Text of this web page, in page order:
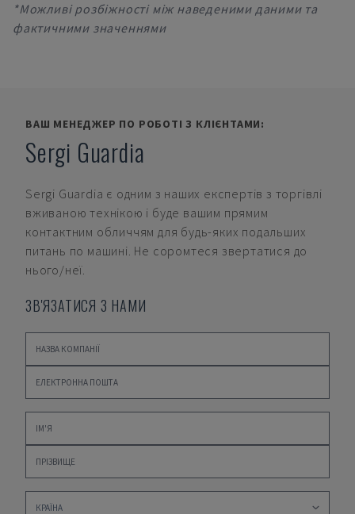
*Можливі розбіжності між наведеними даними та
фактичними значеннями
ВАШ МЕНЕДЖЕР ПО РОБОТІ З КЛІЄНТАМИ:
Sergi Guardia
Sergi Guardia є одним з наших експертів з торгівлі
вживаною технікою і буде вашим прямим
контактним обличчям для будь-яких подальших
питань по машині. Не соромтеся звертатися до
нього/неї.
ЗВ'ЯЗАТИСЯ З НАМИ